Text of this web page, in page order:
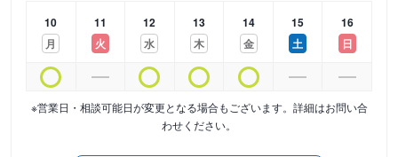
10
月
11
火
12
水
13
木
14
金
15
土
16
日
※営業日・相談可能日が変更となる場合もございます。詳細はお問い合
わせください。